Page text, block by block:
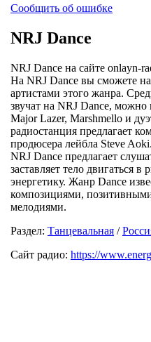
Сообщить об ошибке
NRJ Dance
NRJ Dance на сайте onlayn-
На NRJ Dance вы сможете
артистами этого жанра.
звучат на NRJ Dance, можно
Major Lazer, Marshmello и
радиостанция предлагает
продюсера лейбла Steve Aoki.
NRJ Dance предлагает
заставляет тело двигаться
энергетику. Жанр Dance
композициями,
мелодиями.
Раздел: Танцевальная /
Сайт радио: https://